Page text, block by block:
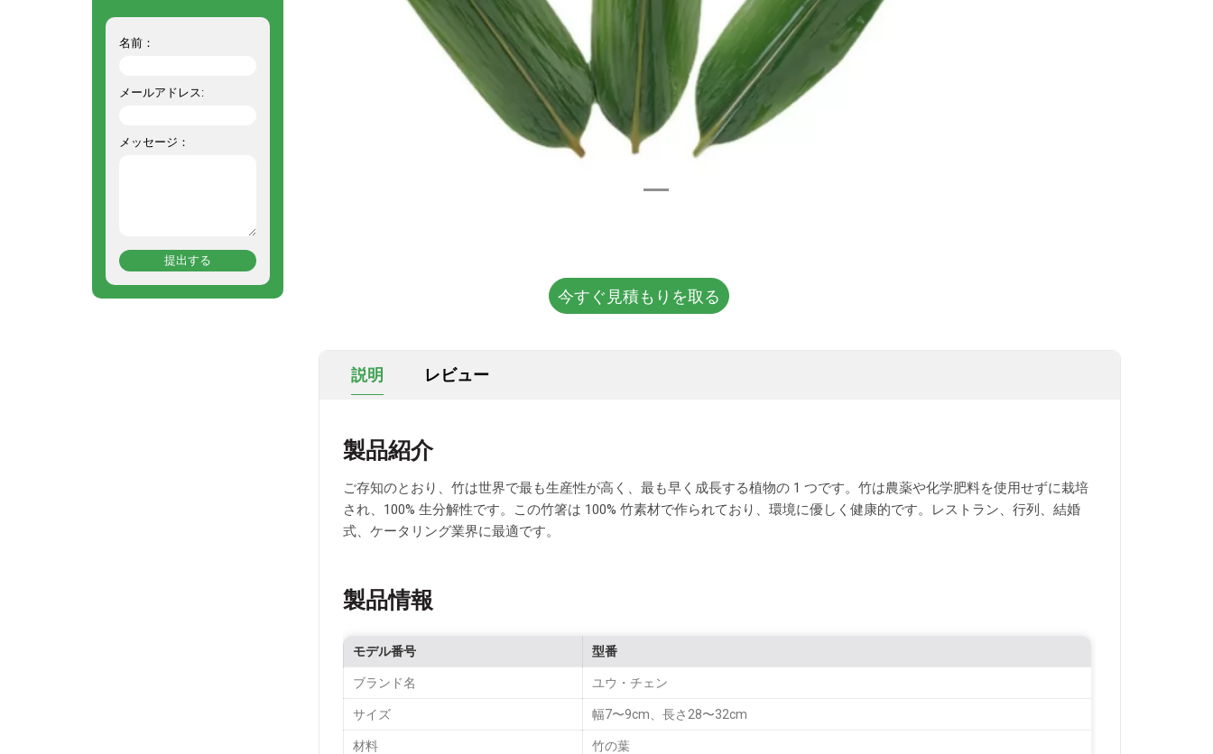
名前：
メールアドレス:
メッセージ：
提出する
今すぐ見積もりを取る
説明 レビュー
製品紹介
ご存知のとおり、竹は世界で最も生産性が高く、最も早く成長する植物の 1 つです。竹は農薬や化学肥料を使用せずに栽培
され、100% 生分解性です。この竹箸は 100% 竹素材で作られており、環境に優しく健康的です。レストラン、行列、結婚
式、ケータリング業界に最適です。
製品情報
モデル番号 型番
ブランド名 ユウ・チェン
サイズ 幅7〜9cm、長さ28〜32cm
材料 竹の葉